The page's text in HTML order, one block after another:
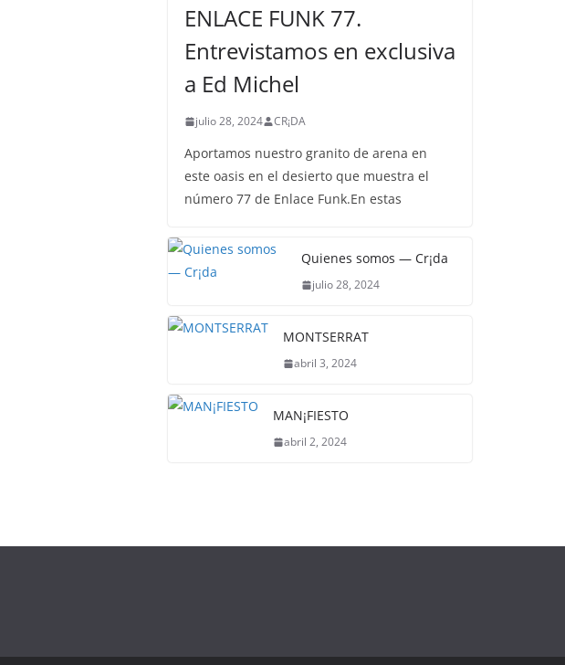
ENLACE FUNK 77.
Entrevistamos en exclusiva
a Ed Michel
julio 28, 2024 CR¡DA
Aportamos nuestro granito de arena en
este oasis en el desierto que muestra el
número 77 de Enlace Funk.En estas
Quienes somos — Cr¡da
julio 28, 2024
MONTSERRAT
abril 3, 2024
MAN¡FIESTO
abril 2, 2024